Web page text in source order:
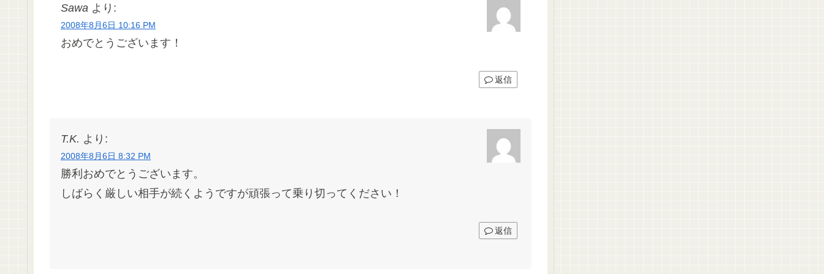
Sawa より:
2008年8月6日 10:16 PM
おめでとうございます！
返信
T.K. より:
2008年8月6日 8:32 PM
勝利おめでとうございます。
しばらく厳しい相手が続くようですが頑張って乗り切ってください！
返信